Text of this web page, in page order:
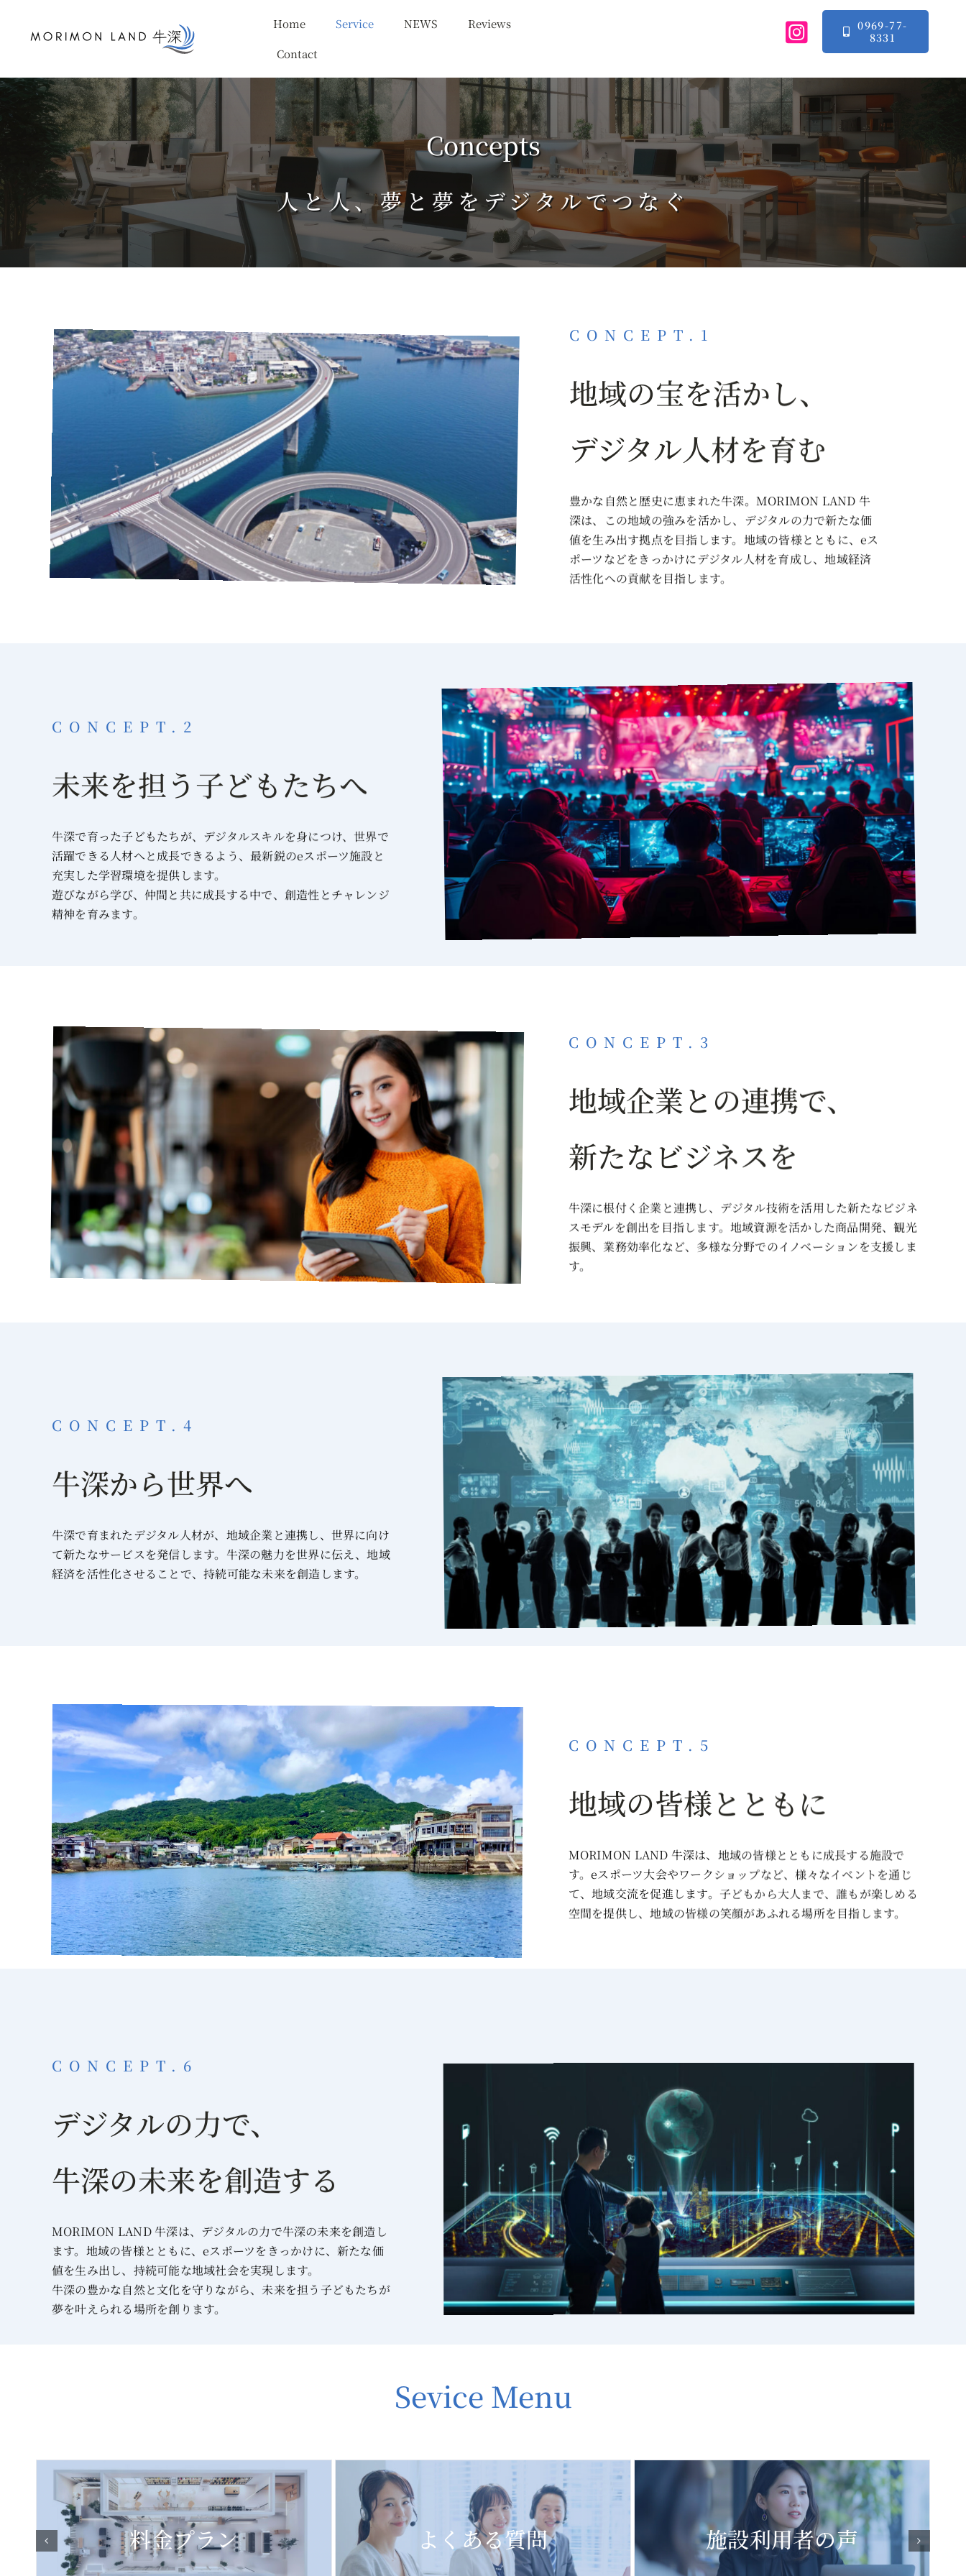
Home Service NEWS
Reviews
Contact
0969-77-
8331
Concepts
人と人、夢と夢をデジタルでつなぐ
CONCEPT.1
地域の宝を活かし、
デジタル人材を育む
豊かな自然と歴史に恵まれた牛深。MORIMON LAND 牛
深は、この地域の強みを活かし、デジタルの力で新たな価
値を生み出す拠点を目指します。地域の皆様とともに、eス
ポーツなどをきっかけにデジタル人材を育成し、地域経済
活性化への貢献を目指します。
CONCEPT.2
未来を担う子どもたちへ
牛深で育った子どもたちが、デジタルスキルを身につけ、世界で
活躍できる人材へと成長できるよう、最新鋭のeスポーツ施設と
充実した学習環境を提供します。
遊びながら学び、仲間と共に成長する中で、創造性とチャレンジ
精神を育みます。
CONCEPT.3
地域企業との連携で、
新たなビジネスを
牛深に根付く企業と連携し、デジタル技術を活用した新たなビジネ
スモデルを創出を目指します。地域資源を活かした商品開発、観光
振興、業務効率化など、多様な分野でのイノベーションを支援しま
す。
CONCEPT.4
牛深から世界へ
牛深で育まれたデジタル人材が、地域企業と連携し、世界に向け
て新たなサービスを発信します。牛深の魅力を世界に伝え、地域
経済を活性化させることで、持続可能な未来を創造します。
CONCEPT.5
地域の皆様とともに
MORIMON LAND 牛深は、地域の皆様とともに成長する施設で
す。eスポーツ大会やワークショップなど、様々なイベントを通じ
て、地域交流を促進します。子どもから大人まで、誰もが楽しめる
空間を提供し、地域の皆様の笑顔があふれる場所を目指します。
CONCEPT.6
デジタルの力で、
牛深の未来を創造する
MORIMON LAND 牛深は、デジタルの力で牛深の未来を創造し
ます。地域の皆様とともに、eスポーツをきっかけに、新たな価
値を生み出し、持続可能な地域社会を実現します。
牛深の豊かな自然と文化を守りながら、未来を担う子どもたちが
夢を叶えられる場所を創ります。
Sevice Menu
よくある質問 施設利用者の声 ビジネス成功事例